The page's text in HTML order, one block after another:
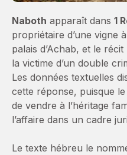
Naboth apparaît dans 1
propriétaire d’une vigne
palais d’Achab, et le
la victime d’un double
Les données textuelles
cette réponse, puisque
de vendre à l’héritage
l’affaire dans un cadre
Le texte hébreu le